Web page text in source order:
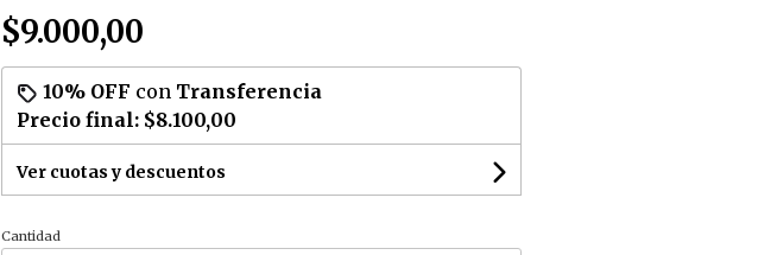
$9.000,00
10% OFF con Transferencia
Precio final: $8.100,00
Ver cuotas y descuentos
Cantidad